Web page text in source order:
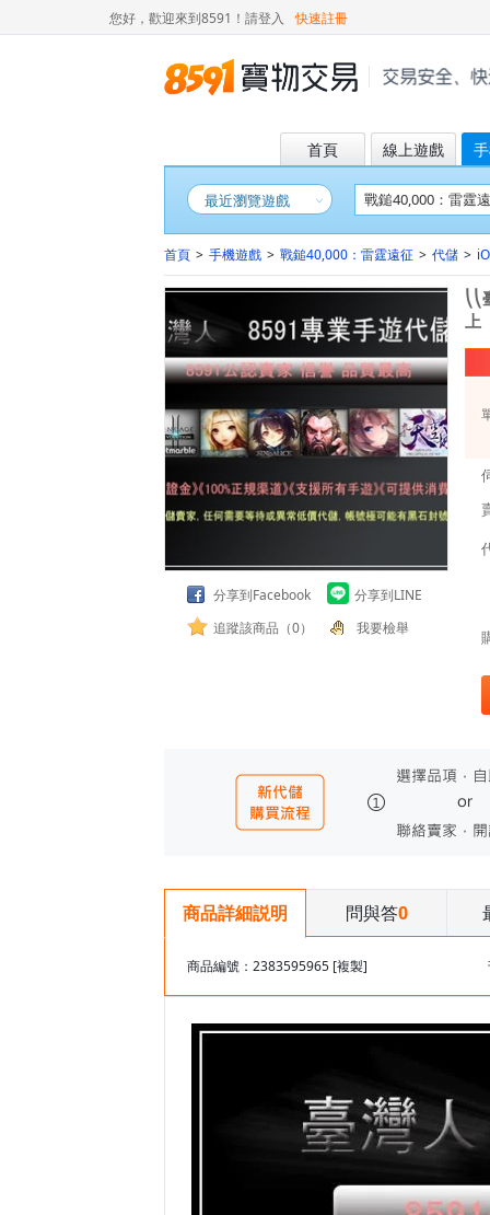
您好，歡迎來到8591！ 請登入 快速註冊
首頁 線上遊戲
最近瀏覽遊戲
首頁 > 手機遊戲 > 戰鎚40,000：雷霆遠征 > 代儲 >
分享到Facebook
分享到LINE
追蹤該商品（0）
我要檢舉
⎝⎝
上
商品詳細説明 問與答0
商品編號：2383595965 [複製]